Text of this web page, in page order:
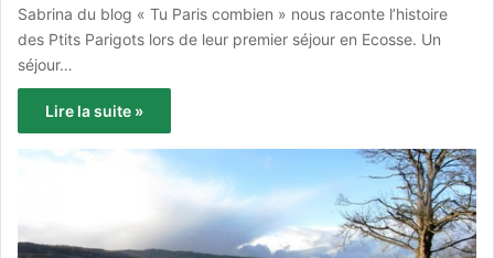
Sabrina du blog « Tu Paris combien » nous raconte l’histoire
des Ptits Parigots lors de leur premier séjour en Ecosse. Un
séjour…
Lire la suite »